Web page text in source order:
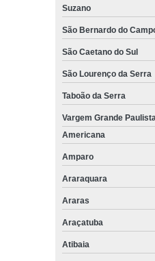
Suzano
São Bernardo do
São Caetano do Sul
São Lourenço da Serra
Taboão da Serra
Vargem Grande
Americana
Amparo
Araraquara
Araras
Araçatuba
Atibaia